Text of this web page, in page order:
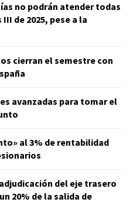
no podrán atender todas
de 2025, pese a la
cierran el semestre con
avanzadas para tomar el
al 3% de rentabilidad
del eje trasero
20% de la salida de